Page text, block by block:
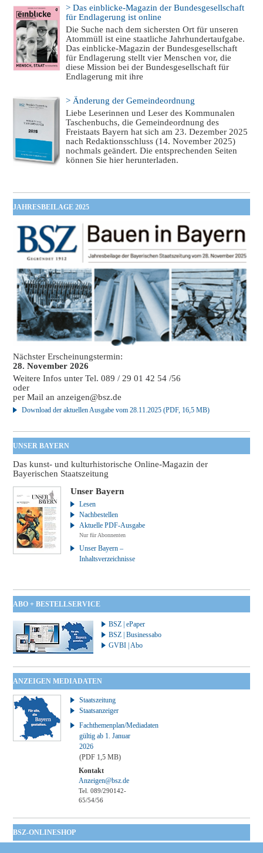
> Das einblicke-Magazin der Bundesgesellschaft
für Endlagerung ist online
Die Suche nach dem sichersten Ort für unseren
Atommüll ist eine staatliche Jahrhundertaufgabe.
Das einblicke-Magazin der Bundesgesellschaft
für Endlagerung stellt vier Menschen vor, die
diese Mission bei der Bundesgesellschaft für
Endlagerung mit ihre
> Änderung der Gemeindeordnung
Liebe Leserinnen und Leser des Kommunalen
Taschenbuchs, die Gemeindeordnung des
Freistaats Bayern hat sich am 23. Dezember 2025
nach Redaktionsschluss (14. November 2025)
nochmals geändert. Die entsprechenden Seiten
können Sie hier herunterladen.
JAHRESBEILAGE 2025
Nächster Erscheinungstermin:
28. November 2026
Weitere Infos unter Tel. 089 / 29 01 42 54 /56
oder
per Mail ananzeigen@bsz.de
Download der aktuellen Ausgabe vom 28.11.2025 (PDF, 16,5 MB)
UNSER BAYERN
Das kunst- und kulturhistorische Online-Magazin der
Bayerischen Staatszeitung
Unser Bayern
Lesen
Nachbestellen
Aktuelle PDF-Ausgabe
Nur für Abonnenten
Unser Bayern –
Inhaltsverzeichnisse
ABO + BESTELLSERVICE
BSZ | ePaper
BSZ | Businessabo
GVBI | Abo
ANZEIGEN MEDIADATEN
Staatszeitung
Staatsanzeiger
Fachthemenplan/Mediadaten
gültig ab 1. Januar
2026
(PDF 1,5 MB)
Kontakt
Anzeigen@bsz.de
Tel. 089/290142-
65/54/56
BSZ-ONLINESHOP